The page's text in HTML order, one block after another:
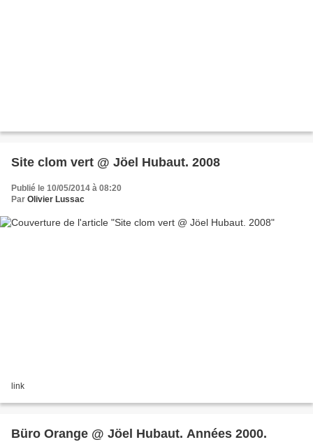
Site clom vert @ Jöel Hubaut. 2008
Publié le 10/05/2014 à 08:20
Par Olivier Lussac
link
Büro Orange @ Jöel Hubaut. Années 2000.